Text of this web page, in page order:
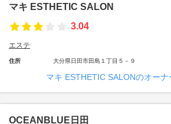
マキ ESTHETIC SALON
3.04
エステ
住所 大分県日田市田島１丁目５－９
マキ ESTHETIC SALONのオーナ
OCEANBLUE日田